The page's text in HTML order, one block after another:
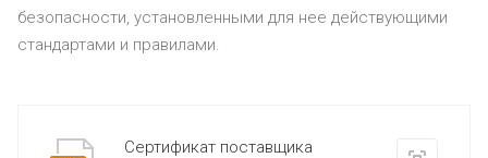
безопасности, установленными для нее действующими
стандартами и правилами.
Сертификат поставщика